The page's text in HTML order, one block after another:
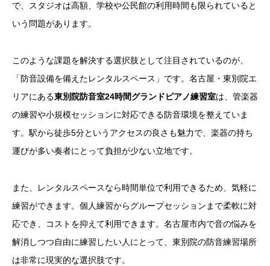
で、スタジオは高額、学校や公民館の利用時間も限られていると
いう問題があります。
このような課題を解決する選択肢として注目されているのが、
「防音設備を備えたレンタルスペース」です。名古屋・東別院エ
リアにある東別院防音室24時間グランドピアノ練習室は、管楽器
の練習や小規模セッションに対応できる防音環境を整えていま
す。駅から徒歩5分というアクセスの良さも魅力で、楽器の持ち
運びが多い奏者にとって負担が少ない立地です。
また、レンタルスペースなら時間単位で利用できるため、気軽に
練習ができます。個人練習からグループセッションまで柔軟に対
応でき、コストを抑えて利用できます。名古屋市内で音の悩みを
解消しつつ自由に練習したい人にとって、東別院の防音練習場所
は非常に現実的な選択肢です。